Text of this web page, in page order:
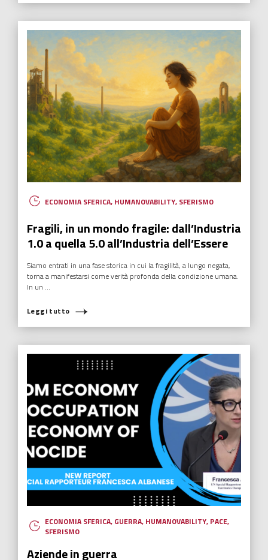
ECONOMIA SFERICA,EDUCAZIONE,HUMANOVABILITY,
NUOVI EROI
Una lettera che lascia il segno
lasciarlo anche in voi.
Leggi tutto
HUMANOVABILITY,NUOVI EROI,RADIO ITALIA
Fiorella Pallas, il valore delle cicatrici
rappresentare il valore inestimabile da tributare a ogni nostra
cicatrice.